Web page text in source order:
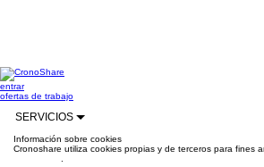
entrar
ofertas de trabajo
SERVICIOS
Información sobre cookies
Cronoshare utiliza cookies propias y de terceros para fines